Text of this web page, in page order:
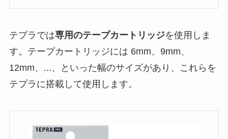
テプラでは専用のテープカートリッジを使用しま
す。テープカートリッジには 6mm、9mm、
12mm、...、といった幅のサイズがあり、これらを
テプラに搭載して使用します。